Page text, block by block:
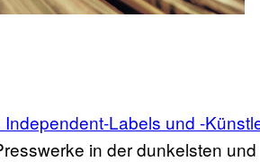
Labels und -
in der dunkelsten und